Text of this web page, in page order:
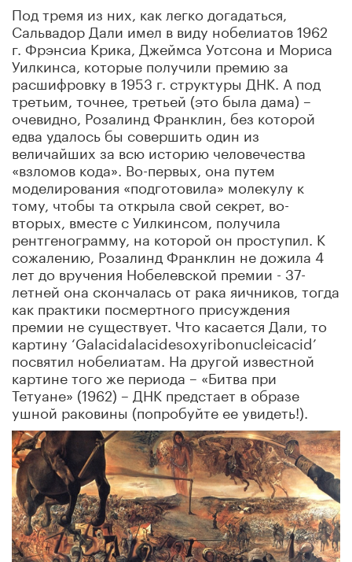
Под тремя из них, как легко догадаться,
Сальвадор Дали имел в виду нобелиатов 1962
г. Фрэнсиа Крика, Джеймса Уотсона и Мориса
Уилкинса, которые получили премию за
расшифровку в 1953 г. структуры ДНК. А под
третьим, точнее, третьей (это была дама) –
очевидно, Розалинд Франклин, без которой
едва удалось бы совершить один из
величайших за всю историю человечества
«взломов кода». Во-первых, она путем
моделирования «подготовила» молекулу к
тому, чтобы та открыла свой секрет, во-
вторых, вместе с Уилкинсом, получила
рентгенограмму, на которой он проступил. К
сожалению, Розалинд Франклин не дожила 4
лет до вручения Нобелевской премии - 37-
летней она скончалась от рака яичников, тогда
как практики посмертного присуждения
премии не существует. Что касается Дали, то
картину ‘Galacidalacidesoxyribonucleicacid’
посвятил нобелиатам. На другой известной
картине того же периода – «Битва при
Тетуане» (1962) – ДНК предстает в образе
ушной раковины (попробуйте ее увидеть!).